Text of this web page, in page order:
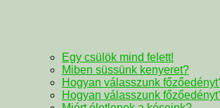
Egy csülök mind felett!
Miben süssünk kenyeret?
Hogyan válasszunk
Hogyan válasszunk